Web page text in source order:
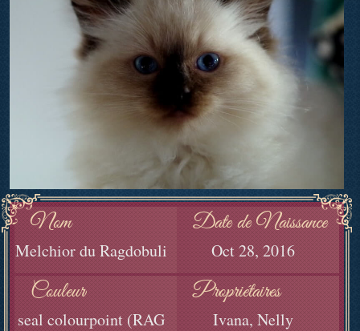
Nom
Melchior du Ragdobuli
Date de Naissance
Oct 28, 2016
Couleur
seal colourpoint (RAG
Propriétaires
Ivana, Nelly